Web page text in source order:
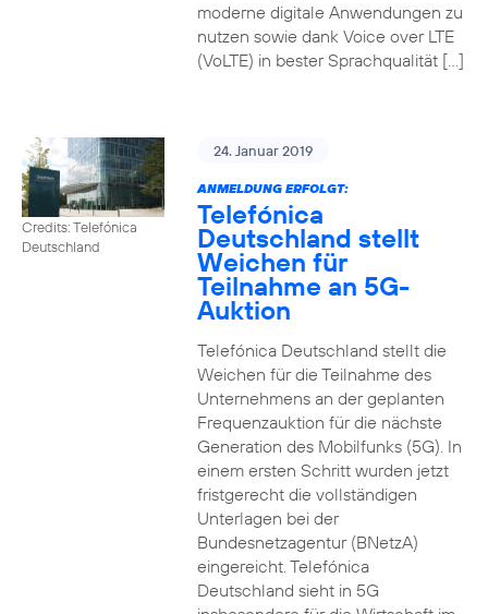
moderne digitale Anwendungen zu
nutzen sowie dank Voice over LTE
(VoLTE) in bester Sprachqualität […]
Credits: Telefónica
Deutschland
24. Januar 2019
ANMELDUNG ERFOLGT:
Telefónica
Deutschland stellt
Weichen für
Teilnahme an 5G-
Auktion
Telefónica Deutschland stellt die
Weichen für die Teilnahme des
Unternehmens an der geplanten
Frequenzauktion für die nächste
Generation des Mobilfunks (5G). In
einem ersten Schritt wurden jetzt
fristgerecht die vollständigen
Unterlagen bei der
Bundesnetzagentur (BNetzA)
eingereicht. Telefónica
Deutschland sieht in 5G